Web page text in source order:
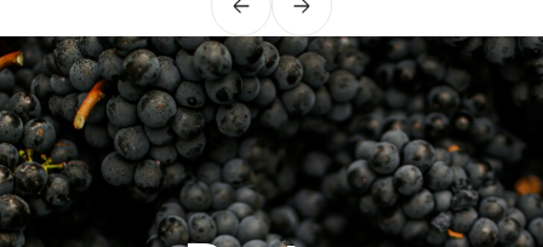
PrécédentSuivant